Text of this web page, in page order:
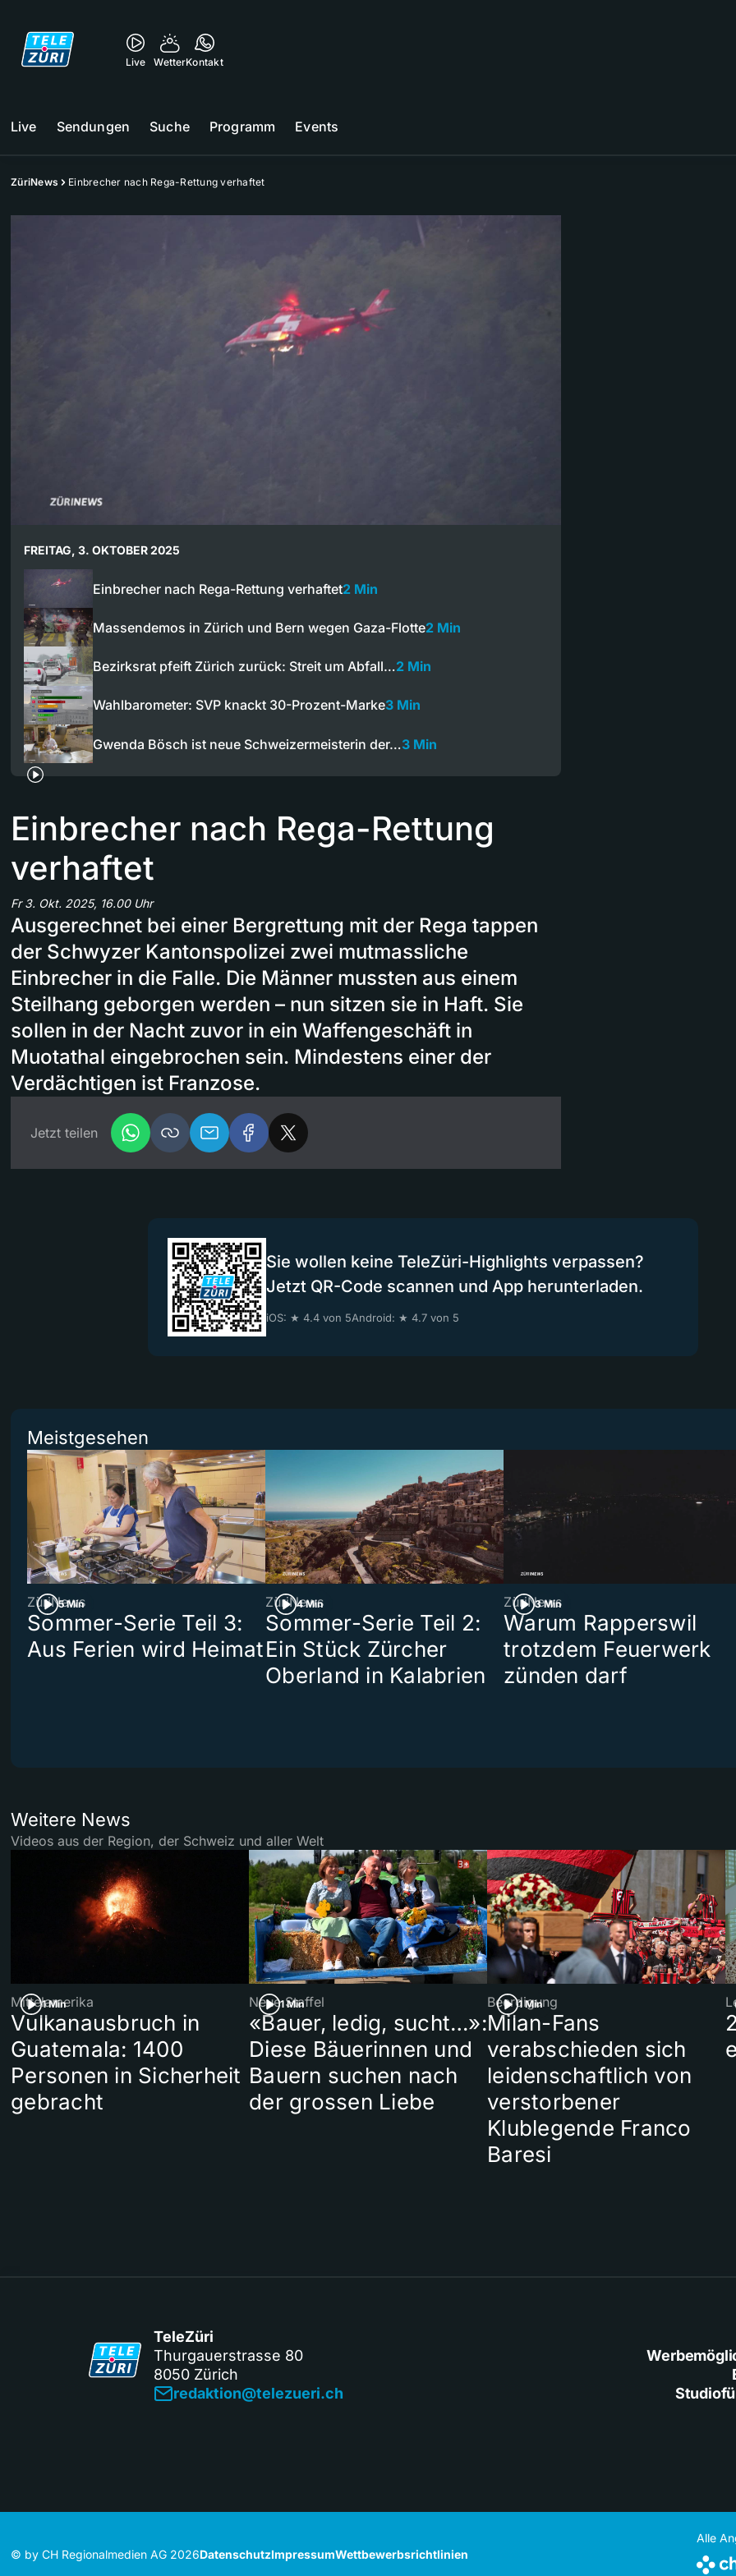
Live WetterKontakt
Live Sendungen Suche Programm Events
ZüriNews Einbrecher nach Rega-Rettung verhaftet
FREITAG, 3. OKTOBER 2025
Einbrecher nach Rega-Rettung verhaftet2 Min
Massendemos in Zürich und Bern wegen Gaza-Flotte2 Min
Bezirksrat pfeift Zürich zurück: Streit um Abfall…2 Min
Wahlbarometer: SVP knackt 30-Prozent-Marke3 Min
Gwenda Bösch ist neue Schweizermeisterin der…3 Min
Einbrecher nach Rega-Rettung
verhaftet
Fr 3. Okt. 2025, 16.00 Uhr
Ausgerechnet bei einer Bergrettung mit der Rega tappen
der Schwyzer Kantonspolizei zwei mutmassliche
Einbrecher in die Falle. Die Männer mussten aus einem
Steilhang geborgen werden – nun sitzen sie in Haft. Sie
sollen in der Nacht zuvor in ein Waffengeschäft in
Muotathal eingebrochen sein. Mindestens einer der
Verdächtigen ist Franzose.
Jetzt teilen
Sie wollen keine TeleZüri-Highlights verpassen?
Jetzt QR-Code scannen und App herunterladen.
iOS: ★ 4.4 von 5Android: ★ 4.7 von 5
Meistgesehen
5 Min
ZüriNews
Sommer-Serie Teil 3:
Aus Ferien wird Heimat
4 Min
ZüriNews
Sommer-Serie Teil 2:
Ein Stück Zürcher
Oberland in Kalabrien
3 Min
ZüriNews
Warum Rapperswil
trotzdem Feuerwerk
zünden darf
Weitere News
Videos aus der Region, der Schweiz und aller Welt
1 Min
Mittelamerika
Vulkanausbruch in
Guatemala: 1400
Personen in Sicherheit
gebracht
1 Min
Neue Staffel
«Bauer, ledig, sucht…»:
Diese Bäuerinnen und
Bauern suchen nach
der grossen Liebe
1 Min
Beerdigung
Milan-Fans
verabschieden sich
leidenschaftlich von
verstorbener
Klublegende Franco
Baresi
TeleZüri
Thurgauerstrasse 80
8050 Zürich
redaktion@telezueri.ch
© by CH Regionalmedien AG 2026DatenschutzImpressumWettbewerbsrichtlinien
Alle